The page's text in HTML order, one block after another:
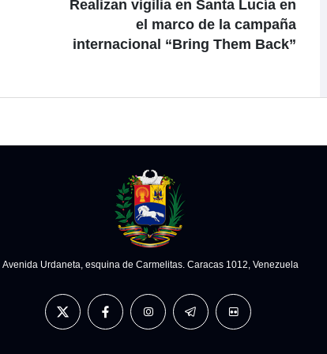
Realizan vigilia en Santa Lucía en
el marco de la campaña
internacional “Bring Them Back”
Avenida Urdaneta, esquina de Carmelitas. Caracas 1012, Venezuela